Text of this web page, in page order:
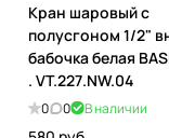
Кран шаровый с
полусгоном 1/2" вн-нар
бабочка белая
. VT.227.NW.04
0 0 В наличии